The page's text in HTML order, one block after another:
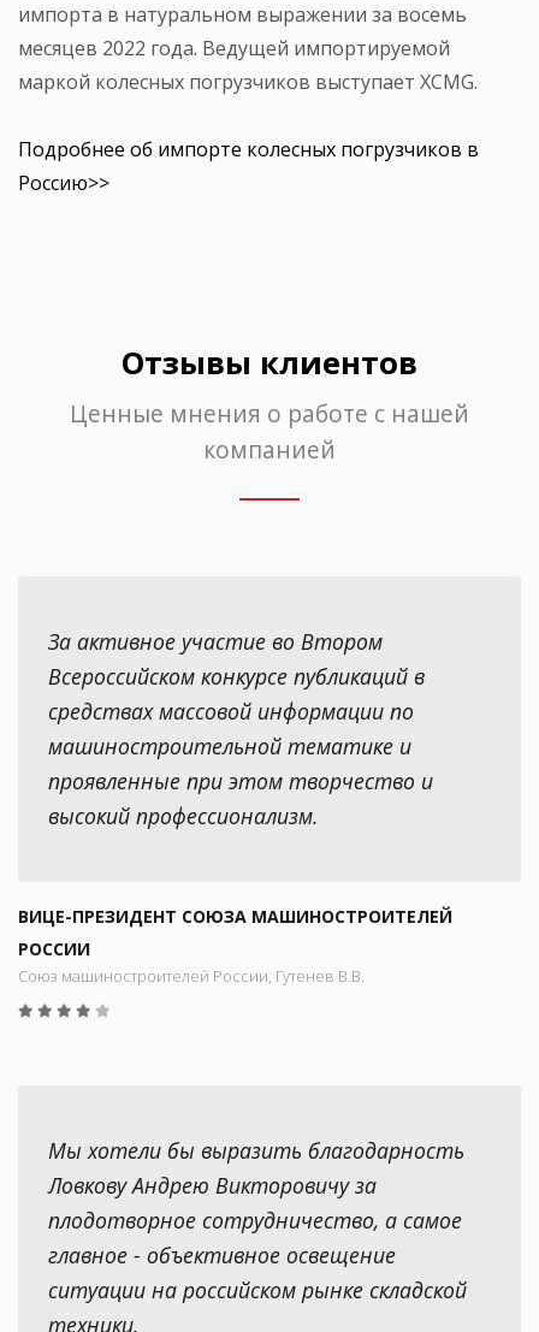
импорта в натуральном выражении за восемь
месяцев 2022 года. Ведущей импортируемой
маркой колесных погрузчиков выступает XCMG.
Подробнее об импорте колесных погрузчиков в
Россию>>
Отзывы клиентов
Ценные мнения о работе с нашей
компанией
За активное участие во Втором
Всероссийском конкурсе публикаций в
средствах массовой информации по
машиностроительной тематике и
проявленные при этом творчество и
высокий профессионализм.
ВИЦЕ-ПРЕЗИДЕНТ СОЮЗА МАШИНОСТРОИТЕЛЕЙ
РОССИИ
Союз машиностроителей России, Гутенев В.В.
Мы хотели бы выразить благодарность
Ловкову Андрею Викторовичу за
плодотворное сотрудничество, а самое
главное - объективное освещение
ситуации на российском рынке складской
техники.